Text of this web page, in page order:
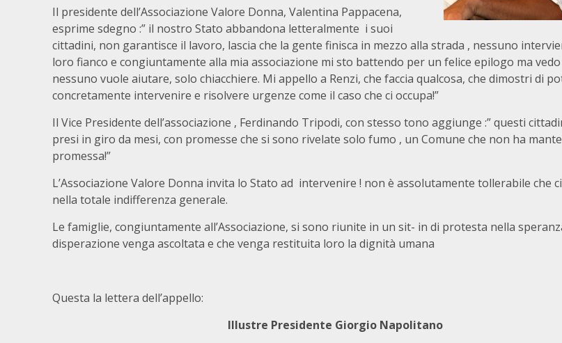
Il presidente dell’Associazione Valore Donna, Valentina Pappacena,
esprime sdegno :” il nostro Stato abbandona letteralmente i suoi
cittadini, non garantisce il lavoro, lascia che la gente finisca in mezzo alla strada , nessuno
loro fianco e congiuntamente alla mia associazione mi sto battendo per un felice epilogo ma vedo
nessuno vuole aiutare, solo chiacchiere. Mi appello a Renzi, che faccia qualcosa, che dimostri di
concretamente intervenire e risolvere urgenze come il caso che ci occupa!”
Il Vice Presidente dell’associazione , Ferdinando Tripodi, con stesso tono aggiunge :” questi
presi in giro da mesi, con promesse che si sono rivelate solo fumo , un Comune che non ha
promessa!”
L’Associazione Valore Donna invita lo Stato ad intervenire ! non è assolutamente tollerabile che
nella totale indifferenza generale.
Le famiglie, congiuntamente all’Associazione, si sono riunite in un sit- in di protesta nella
disperazione venga ascoltata e che venga restituita loro la dignità umana
Questa la lettera dell’appello:
Illustre Presidente Giorgio Napolitano